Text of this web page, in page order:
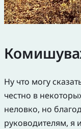
Ну что могу
честно в
неловко, но
руководителям, я